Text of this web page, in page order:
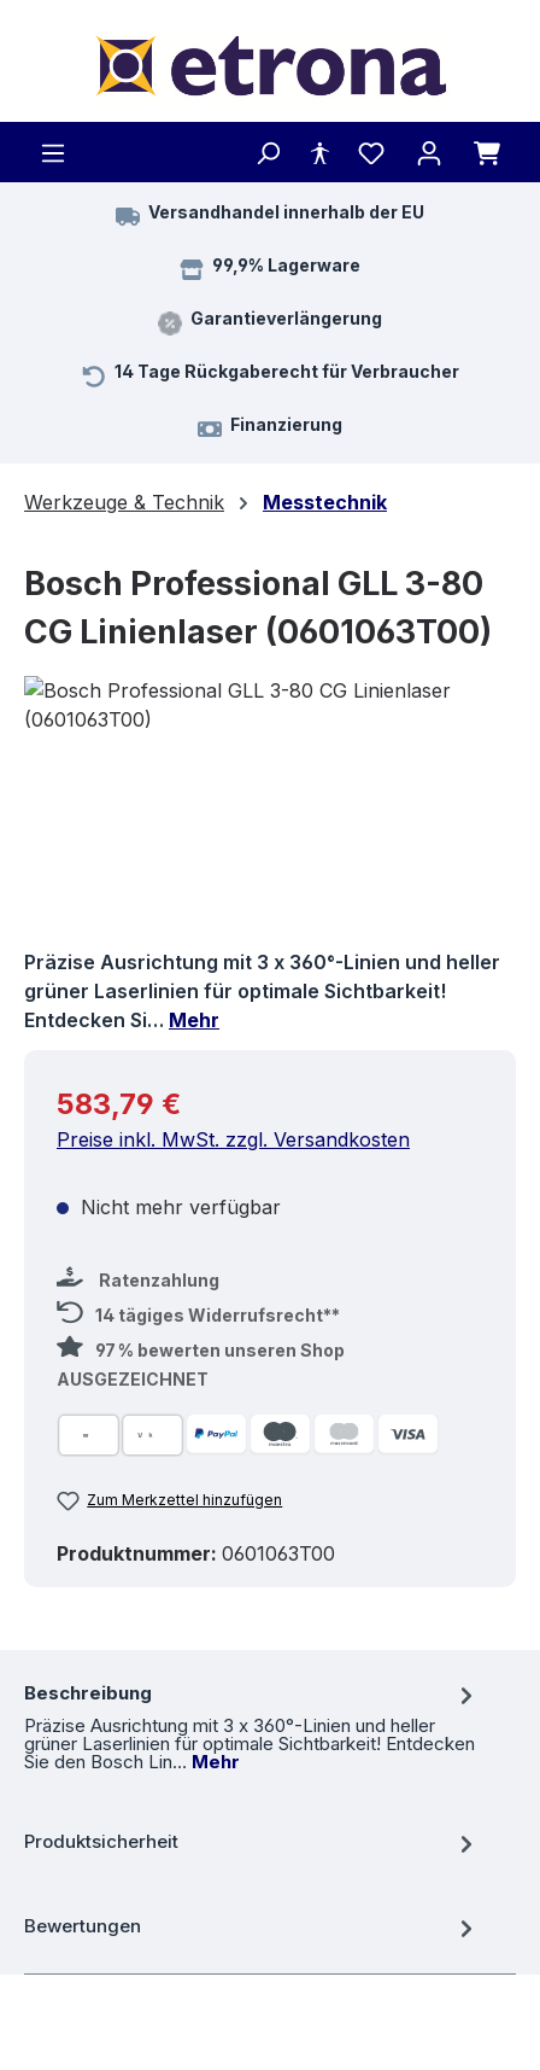
Versandhandel innerhalb der EU
99,9% Lagerware
Garantieverlängerung
14 Tage Rückgaberecht für Verbraucher
Finanzierung
Werkzeuge & Technik Messtechnik
Bosch Professional GLL 3-80
CG Linienlaser (0601063T00)
Bildergalerie überspringen
Präzise Ausrichtung mit 3 x 360°-Linien und heller
grüner Laserlinien für optimale Sichtbarkeit!
Entdecken Si… Mehr
Regulärer Preis:
583,79 €
Preise inkl. MwSt. zzgl. Versandkosten
Nicht mehr verfügbar
Ratenzahlung
14 tägiges Widerrufsrecht**
97 % bewerten unseren Shop
AUSGEZEICHNET
Zum Merkzettel hinzufügen
Produktnummer: 0601063T00
Beschreibung
Präzise Ausrichtung mit 3 x 360°-Linien und heller
grüner Laserlinien für optimale Sichtbarkeit! Entdecken
Sie den Bosch Lin… Mehr
Produktsicherheit
Bewertungen